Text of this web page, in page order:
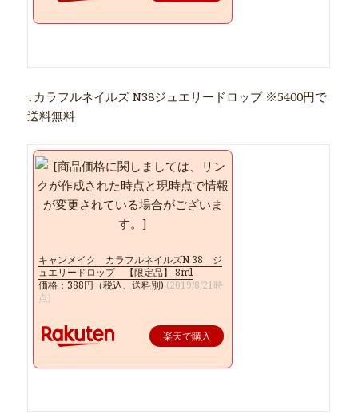
↓カラフルネイルズ N38ジュエリードロップ ※5400円で
送料無料
キャンメイク カラフルネイルズN 38 ジ
ュエリードロップ 【限定品】 8ml
価格：388円（税込、送料別) (2019/8/21時
点)
楽天で購入